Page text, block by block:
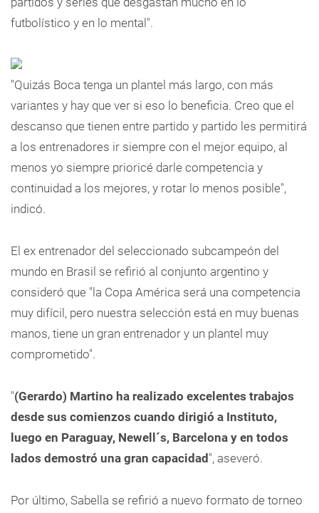
futbolístico y en lo mental".
"Quizás Boca tenga un plantel más largo, con más
variantes y hay que ver si eso lo beneficia. Creo que el
descanso que tienen entre partido y partido les permitirá
a los entrenadores ir siempre con el mejor equipo, al
menos yo siempre prioricé darle competencia y
continuidad a los mejores, y rotar lo menos posible",
indicó.
El ex entrenador del seleccionado subcampeón del
mundo en Brasil se refirió al conjunto argentino y
consideró que "la Copa América será una competencia
muy difícil, pero nuestra selección está en muy buenas
manos, tiene un gran entrenador y un plantel muy
comprometido".
"(Gerardo) Martino ha realizado excelentes trabajos
desde sus comienzos cuando dirigió a Instituto,
luego en Paraguay, Newell´s, Barcelona y en todos
lados demostró una gran capacidad ", aseveró.
Por último, Sabella se refirió a nuevo formato de torneo